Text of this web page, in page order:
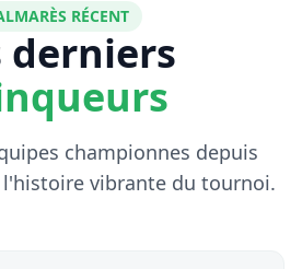
RÉCENT
derniers
championnes depuis
vibrante du tournoi.